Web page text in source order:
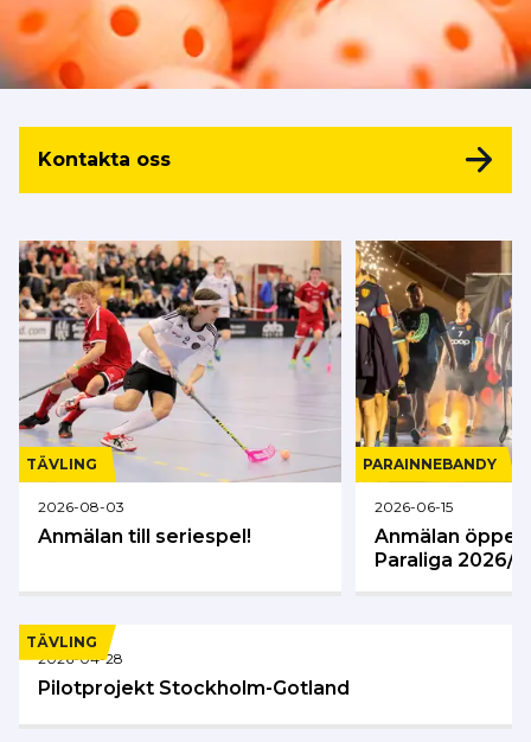
Kontakta oss
TÄVLING
2026-08-03
Anmälan till seriespel!
PARA­INNEBANDY
2026-06-15
Anmälan
Paraliga 2026/
TÄVLING
2026-04-28
Pilotprojekt Stockholm-Gotland